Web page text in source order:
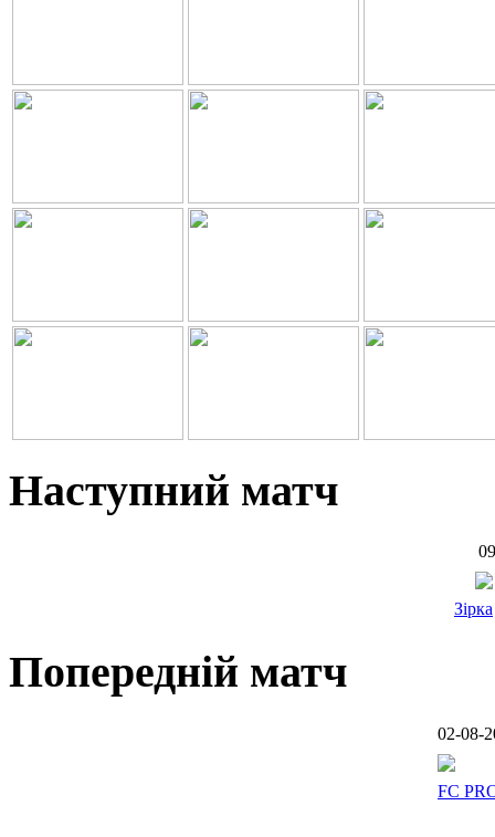
Наступний матч
Зірка
Попередній матч
02-08-
FC